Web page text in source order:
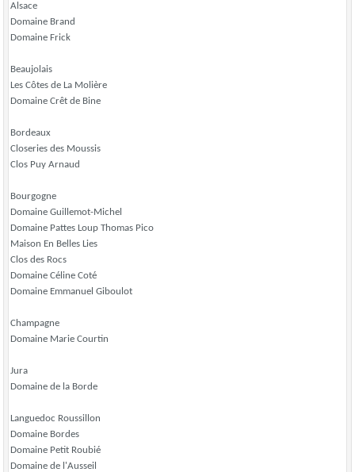
Alsace
Domaine Brand
Domaine Frick
Beaujolais
Les Côtes de La Molière
Domaine Crêt de Bine
Bordeaux
Closeries des Moussis
Clos Puy Arnaud
Bourgogne
Domaine Guillemot-Michel
Domaine Pattes Loup Thomas Pico
Maison En Belles Lies
Clos des Rocs
Domaine Céline Coté
Domaine Emmanuel Giboulot
Champagne
Domaine Marie Courtin
Jura
Domaine de la Borde
Languedoc Roussillon
Domaine Bordes
Domaine Petit Roubié
Domaine de l'Ausseil